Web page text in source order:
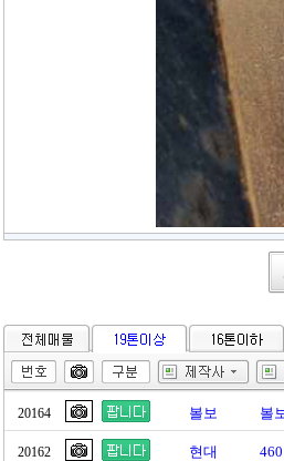
20164 볼보 볼
20162 현대